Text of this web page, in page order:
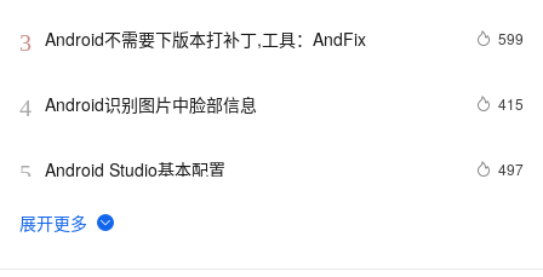
3 Android不需要下版本打补丁,工具：AndFix 599
4 Android识别图片中脸部信息 415
5 Android Studio基本配置 497
6 Android Socket与服务器通信通用Demo